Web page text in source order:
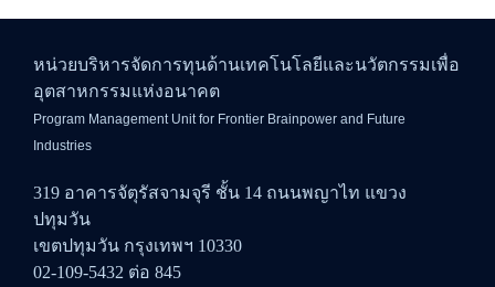
หน่วยบริหารจัดการทุนด้านเทคโนโลยีและนวัตกรรมเพื่อ
อุตสาหกรรมแห่งอนาคต
Program Management Unit for Frontier Brainpower and Future
Industries
319 อาคารจัตุรัสจามจุรี ชั้น 14 ถนนพญาไท แขวง
ปทุมวัน
เขตปทุมวัน กรุงเทพฯ 10330
02-109-5432 ต่อ 845